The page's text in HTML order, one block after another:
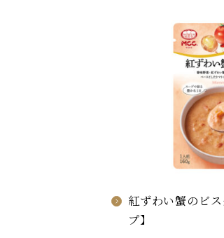
紅ずわい蟹のビ
プ】